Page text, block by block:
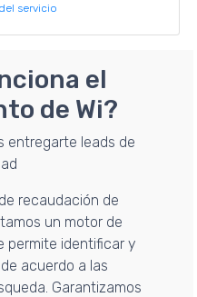
servicio
el
de Wi?
entregarte leads de
recaudación de
un motor de
permite identificar y
acuerdo a las
Garantizamos